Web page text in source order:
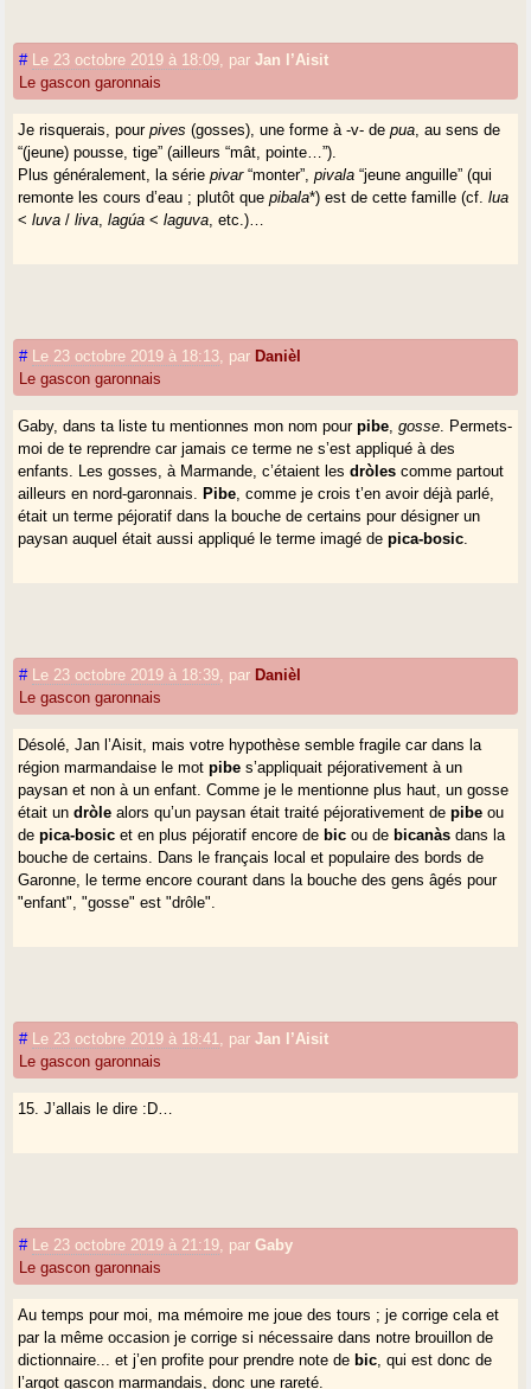
# Le 23 octobre 2019 à 18:09 parJan l’Aisit
Le gascon garonnais
Je risquerais, pourpives (gosses), une forme à -v- depua , au sens de
“(jeune) pousse, tige” (ailleurs “mât, pointe…”).
Plus généralement, la sériepivar“monter”,pivala “jeune anguille” (qui
remonte les cours d’eau ; plutôt quepibala*) est de cette famille (cf.lua
<luva /liva ,lagúa <laguva , etc.)…
# Le 23 octobre 2019 à 18:13 par Danièl
Le gascon garonnais
Gaby, dans ta liste tu mentionnes mon nom pourpibe ,gosse . Permets-
moi de te reprendre car jamais ce terme ne s’est appliqué à des
enfants. Les gosses, à Marmande, c’étaient lesdròles comme partout
ailleurs en nord-garonnais.
Pibe , comme je crois t’en avoir déjà parlé,
était un terme péjoratif dans la bouche de certains pour désigner un
paysan auquel était aussi appliqué le terme imagé depica-bosic
# Le 23 octobre 2019 à 18:39 par Danièl
Le gascon garonnais
Désolé, Jan l’Aisit, mais votre hypothèse semble fragile car dans la
région marmandaise le motpibe s’appliquait péjorativement à un
paysan et non à un enfant. Comme je le mentionne plus haut, un gosse
était undròle alors qu’un paysan était traité péjorativement depibe ou
depica-bosic et en plus péjoratif encore de bic ou de bicanàs dans la
bouche de certains. Dans le français local et populaire des bords de
Garonne, le terme encore courant dans la bouche des gens âgés pour
"enfant", "gosse" est "drôle".
# Le 23 octobre 2019 à 18:41 parJan l’Aisit
Le gascon garonnais
15. J’allais le dire :D…
# Le 23 octobre 2019 à 21:19 parGaby
Le gascon garonnais
Au temps pour moi, ma mémoire me joue des tours ; je corrige cela et
par la même occasion je corrige si nécessaire dans notre brouillon de
dictionnaire... et j’en profite pour prendre note de bic , qui est donc de
l’argot gascon marmandais, donc une rareté.